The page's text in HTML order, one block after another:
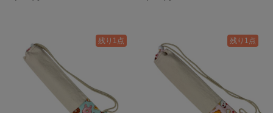
残り1点 残り1点